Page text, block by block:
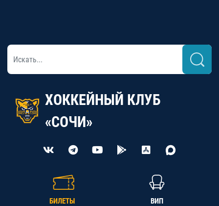
ХОККЕЙНЫЙ КЛУБ
«СОЧИ»
БИЛЕТЫ ВИП